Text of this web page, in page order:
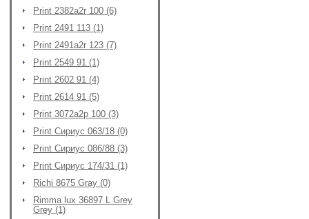
Print 2382a2r 100 (6)
Print 2491 113 (1)
Print 2491a2r 123 (7)
Print 2549 91 (1)
Print 2602 91 (4)
Print 2614 91 (5)
Print 3072a2p 100 (3)
Print Сириус 063/18 (0)
Print Сириус 086/88 (3)
Print Сириус 174/31 (1)
Richi 8675 Gray (0)
Rimma lux 36897 L Grey
Grey (1)